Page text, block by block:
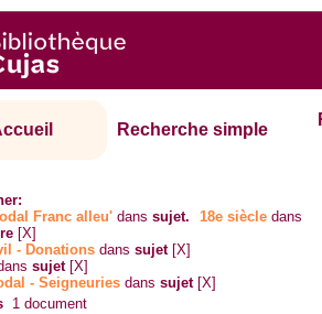
Recherche simple
Franc alleu' danssujet. 18e siècle dans
[X]
- Donations danssujet [X]
sujet [X]
- Seigneuries danssujet [X]
1 document